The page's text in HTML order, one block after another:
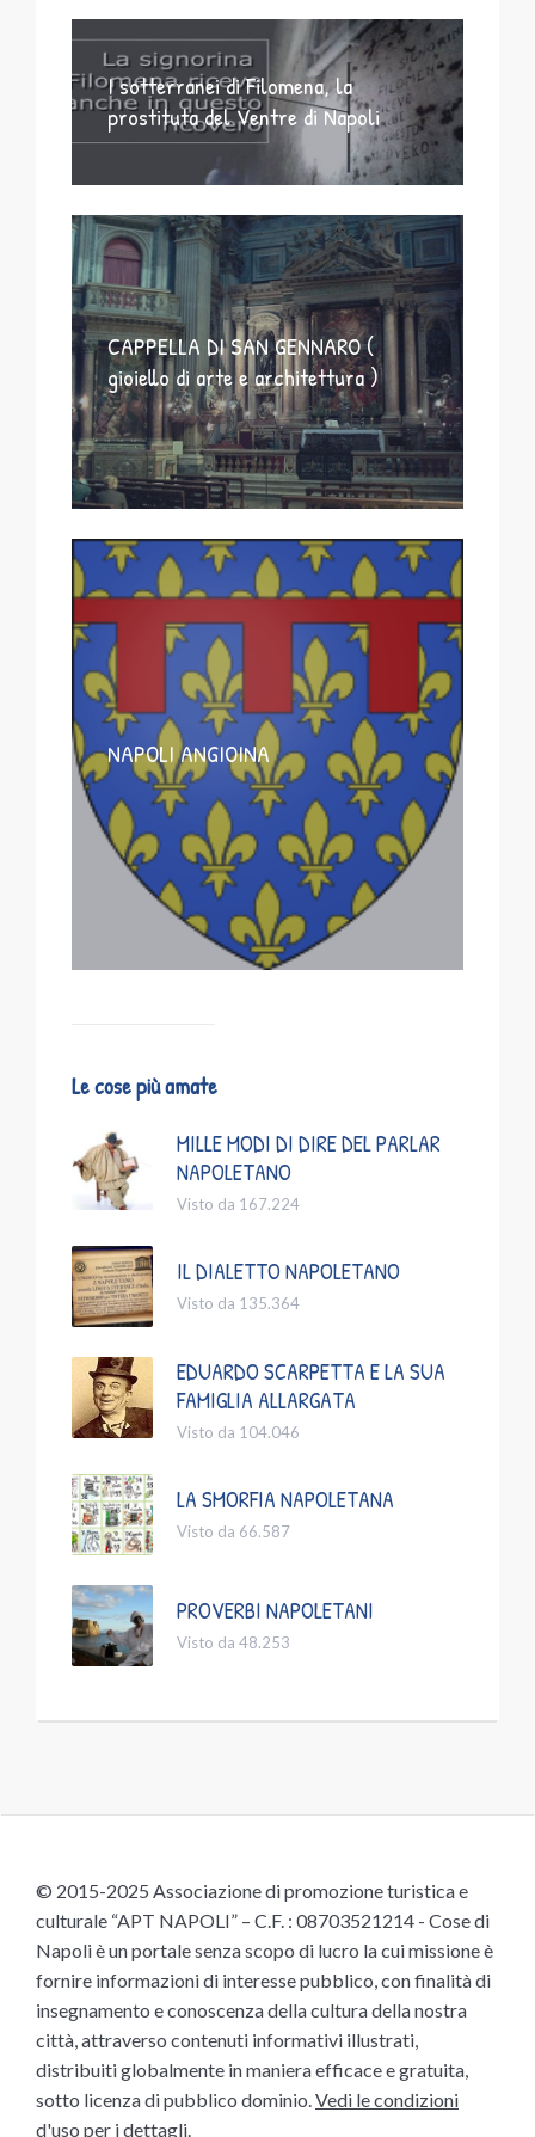
I sotterranei di Filomena, la
prostituta del Ventre di Napoli
CAPPELLA DI SAN GENNARO (
gioiello di arte e architettura )
NAPOLI ANGIOINA
Le cose più amate
MILLE MODI DI DIRE DEL PARLAR
NAPOLETANO
Visto da 167.224
IL DIALETTO NAPOLETANO
Visto da 135.364
EDUARDO SCARPETTA E LA SUA
FAMIGLIA ALLARGATA
Visto da 104.046
LA SMORFIA NAPOLETANA
Visto da 66.587
PROVERBI NAPOLETANI
Visto da 48.253
© 2015-2025 Associazione di promozione turistica e
culturale “APT NAPOLI” – C.F. : 08703521214 - Cose di
Napoli è un portale senza scopo di lucro la cui missione è
fornire informazioni di interesse pubblico, con finalità di
insegnamento e conoscenza della cultura della nostra
città, attraverso contenuti informativi illustrati,
distribuiti globalmente in maniera efficace e gratuita,
sotto licenza di pubblico dominio.Vedi le condizioni
d'uso per i dettagli.